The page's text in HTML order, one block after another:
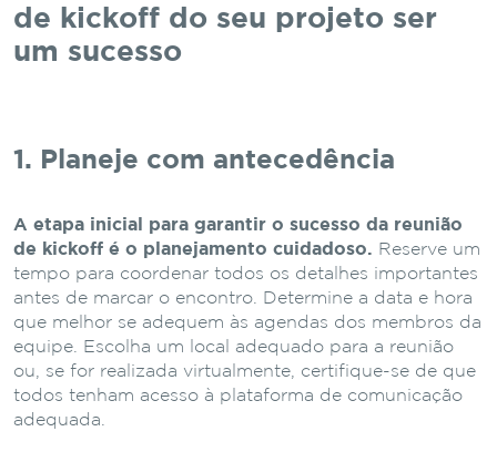
de kickoff do seu projeto ser
um sucesso
1. Planeje com antecedência
A etapa inicial para garantir o sucesso da reunião
de kickoff é o planejamento cuidadoso. Reserve um
tempo para coordenar todos os detalhes importantes
antes de marcar o encontro. Determine a data e hora
que melhor se adequem às agendas dos membros da
equipe. Escolha um local adequado para a reunião
ou, se for realizada virtualmente, certifique-se de que
todos tenham acesso à plataforma de comunicação
adequada.